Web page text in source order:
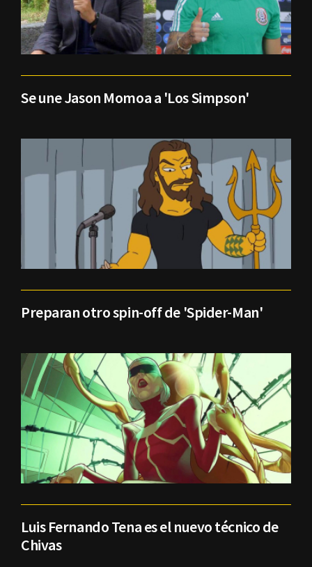
Se une Jason Momoa a 'Los Simpson'
Preparan otro spin-off de 'Spider-Man'
Luis Fernando Tena es el nuevo técnico de
Chivas